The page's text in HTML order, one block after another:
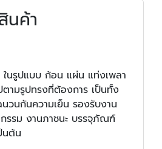
นค้า
ในรูปแบบ ก้อน แผ่น แท่งเพลา
ามรูปทรงที่ต้องการ เป็นทั้ง
วนกันความเย็น รองรับงาน
รรม งานภาชนะ บรรจุภัณฑ์
นต้น